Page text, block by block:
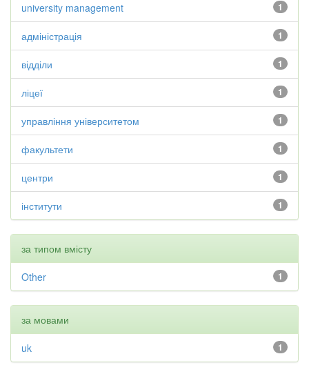
1
university management
1
адміністрація
1
відділи
1
ліцеї
1
управління університетом
1
факультети
1
центри
1
інститути
за типом вмісту
1
Other
за мовами
1
uk